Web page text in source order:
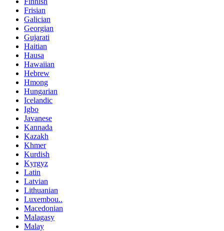
Frisian
Galician
Georgian
Gujarati
Haitian
Hausa
Hawaiian
Hebrew
Hmong
Hungarian
Icelandic
Igbo
Javanese
Kannada
Kazakh
Khmer
Kurdish
Kyrgyz
Latin
Latvian
Lithuanian
Luxembou..
Macedonian
Malagasy
Malay